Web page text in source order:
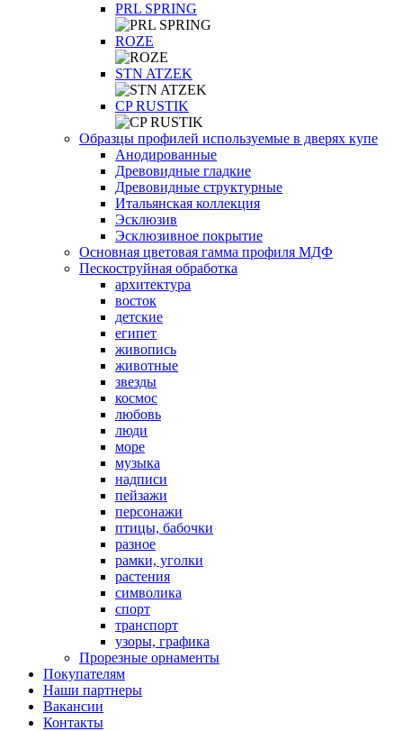
PRL SPRING
ROZE
STN ATZEK
СP RUSTIK
Образцы профилей используемые в дверях купе
Анодированные
Древовидные гладкие
Древовидные структурные
Итальянская коллекция
Эсклюзив
Эсклюзивное покрытие
Основная цветовая гамма профиля МДФ
Пескоструйная обработка
архитектура
восток
детские
египет
живопись
животные
звезды
космос
любовь
люди
море
музыка
надписи
пейзажи
персонажи
птицы, бабочки
разное
рамки, уголки
растения
символика
спорт
транспорт
узоры, графика
Прорезные орнаменты
Покупателям
Наши партнеры
Вакансии
Контакты